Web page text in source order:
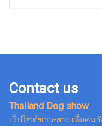
Contact us
Thailand Dog show
เว็ปไซต์ข่าว-สารเพื่อคน